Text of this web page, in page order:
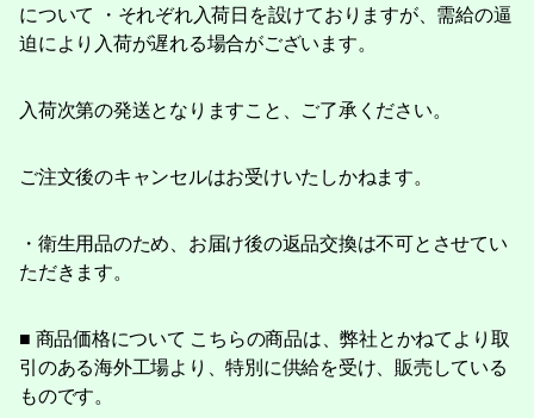
について ・それぞれ入荷日を設けておりますが、需給の逼
迫により入荷が遅れる場合がございます。
入荷次第の発送となりますこと、ご了承ください。
ご注文後のキャンセルはお受けいたしかねます。
・衛生用品のため、お届け後の返品交換は不可とさせてい
ただきます。
■ 商品価格について こちらの商品は、弊社とかねてより取
引のある海外工場より、特別に供給を受け、販売している
ものです。